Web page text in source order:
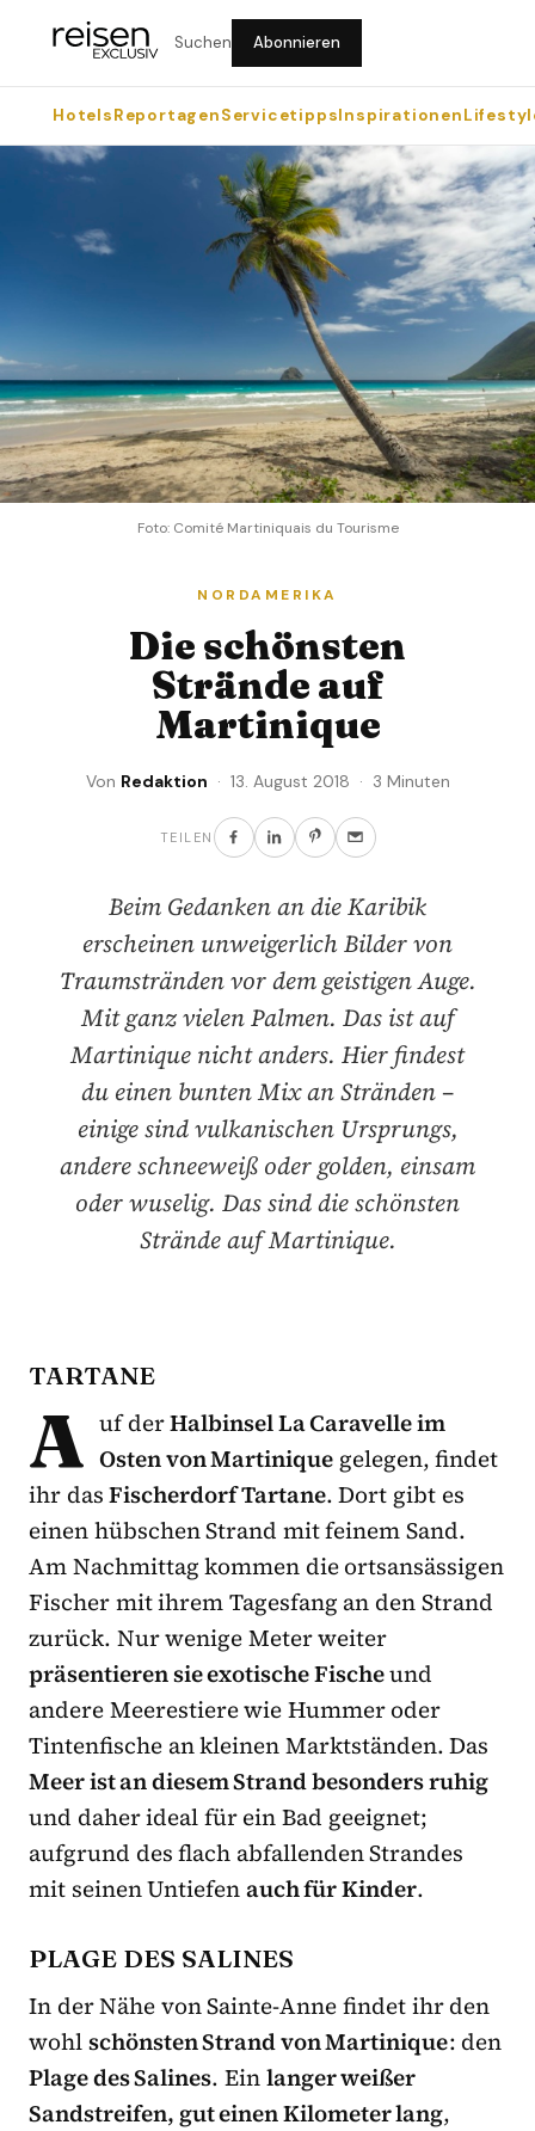
Suchen Abonnieren
HotelsReportagenServicetippsInspirationen
Foto: Comité Martiniquais du Tourisme
NORDAMERIKA
Die schönsten
Strände auf
Martinique
Von Redaktion · 13. August 2018 · 3 Minuten
TEILEN
Beim Gedanken an die Karibik
erscheinen unweigerlich Bilder von
Traumstränden vor dem geistigen Auge.
Mit ganz vielen Palmen. Das ist auf
Martinique nicht anders. Hier findest
du einen bunten Mix an Stränden –
einige sind vulkanischen Ursprungs,
andere schneeweiß oder golden, einsam
oder wuselig. Das sind die schönsten
Strände auf Martinique.
TARTANE
A uf derHalbinsel La Caravelle im
Osten von Martinique gelegen, findet
ihr dasFischerdorf Tartane. Dort gibt es
einen hübschen Strand mit feinem Sand.
Am Nachmittag kommen die ortsansässigen
Fischer mit ihrem Tagesfang an den Strand
zurück. Nur wenige Meter weiter
präsentieren sie exotische Fischeund
andere Meerestiere wie Hummer oder
Tintenfische an kleinen Marktständen. Das
Meer ist an diesem Strand besonders ruhig
und daher ideal für ein Bad geeignet;
aufgrund des flach abfallenden Strandes
mit seinen Untiefenauch für Kinder.
PLAGE DES SALINES
In der Nähe von Sainte-Anne findet ihr den
wohlschönsten Strand von Martinique: den
Plage des Salines. Einlanger weißer
Sandstreifen, gut einen Kilometer lang,